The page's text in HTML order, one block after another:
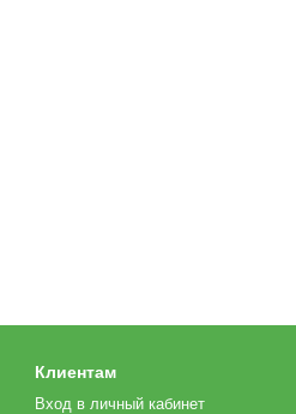
Клиентам
Вход в личный кабинет